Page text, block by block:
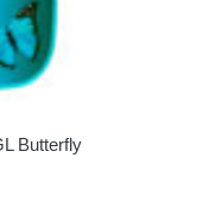
Butterfly